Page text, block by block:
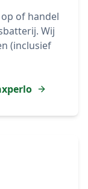
of handel
Wij
(inclusief